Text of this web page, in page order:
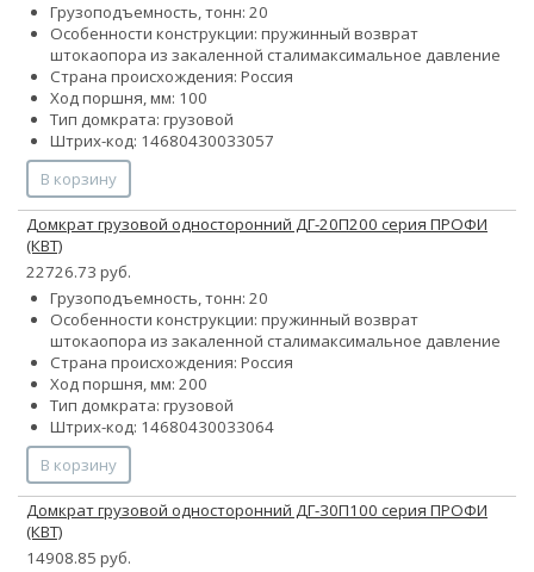
Грузоподъемность, тонн: 20
Особенности конструкции: пружинный возврат
штокаопора из закаленной сталимаксимальное давление
Страна происхождения: Россия
Ход поршня, мм: 100
Тип домкрата: грузовой
Штрих-код: 14680430033057
В корзину
Домкрат грузовой односторонний ДГ-20П200 серия ПРОФИ
(КВТ)
22726.73 руб.
Грузоподъемность, тонн: 20
Особенности конструкции: пружинный возврат
штокаопора из закаленной сталимаксимальное давление
Страна происхождения: Россия
Ход поршня, мм: 200
Тип домкрата: грузовой
Штрих-код: 14680430033064
В корзину
Домкрат грузовой односторонний ДГ-30П100 серия ПРОФИ
(КВТ)
14908.85 руб.